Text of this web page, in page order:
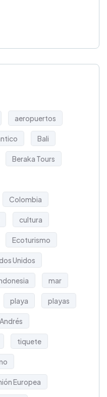
aeropuertos
Bali
Beraka Tours
Colombia
cultura
Ecoturismo
Unidos
mar
playa playas
tiquete
Europea